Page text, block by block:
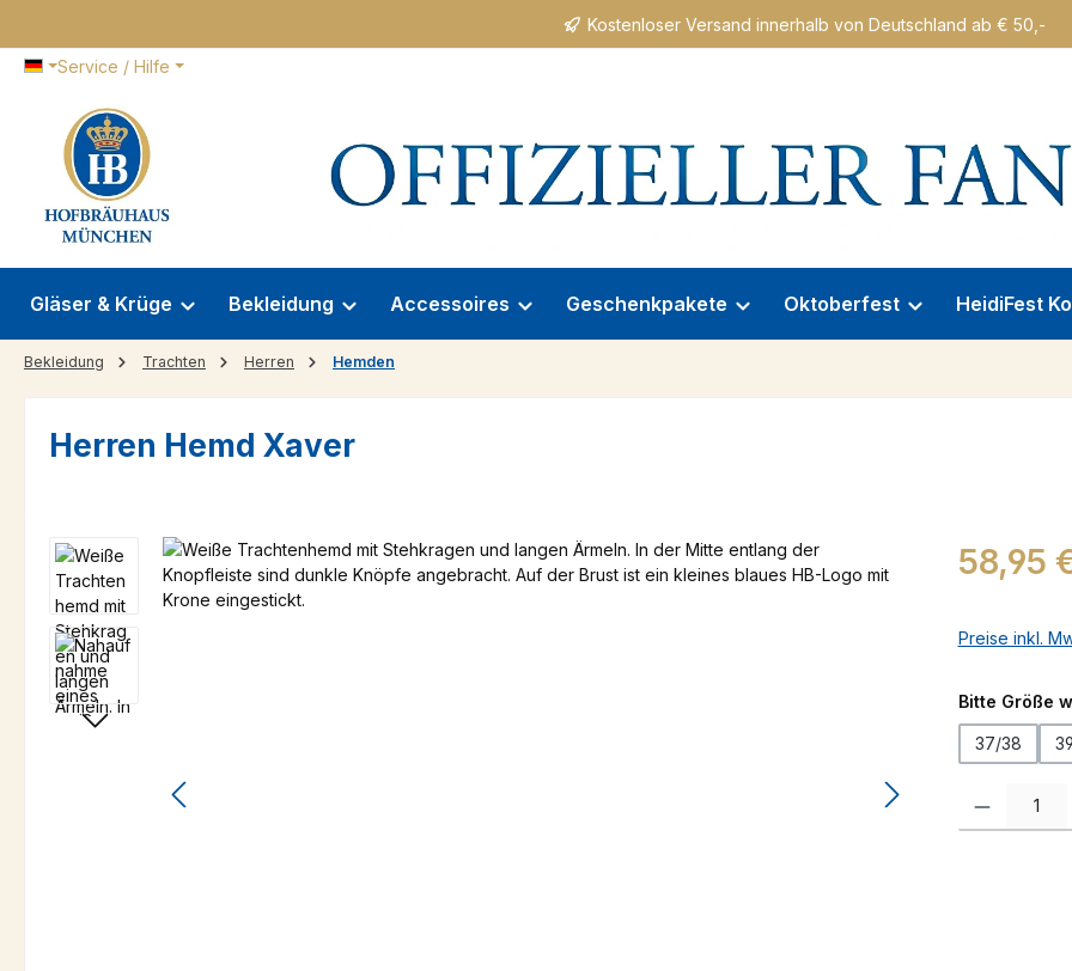
Kostenloser Versand innerhalb von Deutschland ab € 50,-
Service / Hilfe
Gläser & Krüge Bekleidung Accessoires Geschenkpakete Oktoberfest HeidiFest
Bekleidung Trachten Herren Hemden
Herren Hemd Xaver
Bildergalerie überspringen Regulärer
58,95
Preise inkl.
Bitte Größe
37/38
Produkt